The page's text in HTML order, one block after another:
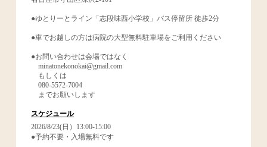
●ゆとりーとライン「志段味西小学校」バス停留所 徒歩2分
●車でお越しの方は病院の大型無料駐車場をご利用ください
●お問い合わせは会場ではなく
minatonekonokai@gmail.com
もしくは
080-5572-7004
までお願いします
スケジュール
2026/8/23(日）13:00-15:00
●予約不要・入場無料です